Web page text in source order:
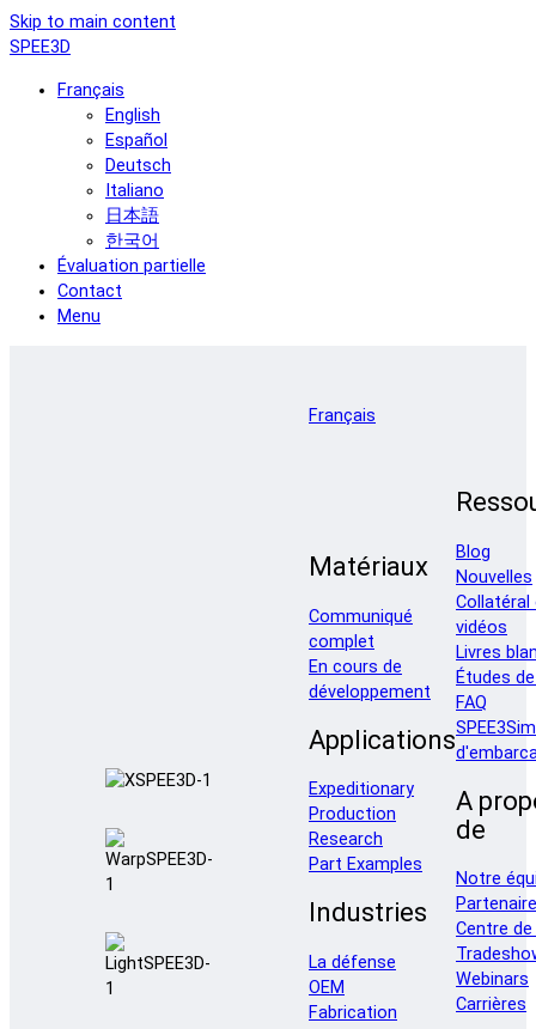
Skip to main content
SPEE3D
Français
English
Español
Deutsch
Italiano
日本語
한국어
Évaluation partielle
Contact
Menu
Français
Matériaux
Communiqué
complet
En cours de
développement
Applications
Expeditionary
Production
Research
Part Examples
Industries
La défense
OEM
Fabrication
Blog
Nouvelles
Collatéral
vidéos
Livres
Études
FAQ
A
de
Notre
Centre
Webinars
Carrières